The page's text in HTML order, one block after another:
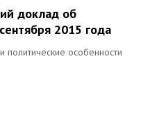
доклад об
2015 года
особенности